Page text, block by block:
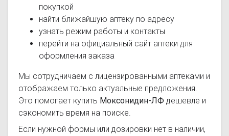
покупкой
найти ближайшую аптеку по адресу
узнать режим работы и контакты
перейти на официальный сайт аптеки для
оформления заказа
Мы сотрудничаем с лицензированными аптеками и
отображаем только актуальные предложения.
Это помогает купить Моксонидин-ЛФ дешевле и
сэкономить время на поиске.
Если нужной формы или дозировки нет в наличии,